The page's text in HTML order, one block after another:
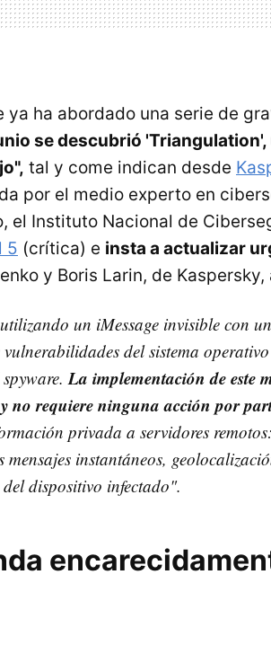
ya ha abordado una serie de
se descubrió
tal y come indican desde
por el medio experto en
el Instituto Nacional de
5 (crítica) e insta a actualizar
y Boris Larin, de
un iMessage invisible con
del sistema
La implementación de este
no requiere ninguna acción por
privada a servidores
instantáneos,
dispositivo infectado".